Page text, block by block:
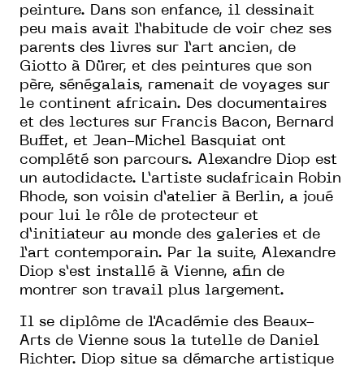
peinture. Dans son enfance, il dessinait
peu mais avait l’habitude de voir chez ses
parents des livres sur l’art ancien, de
Giotto à Dürer, et des peintures que son
père, sénégalais, ramenait de voyages sur
le continent africain. Des documentaires
et des lectures sur Francis Bacon, Bernard
Buffet, et Jean-Michel Basquiat ont
complété son parcours. Alexandre Diop est
un autodidacte. L’artiste sudafricain Robin
Rhode, son voisin d’atelier à Berlin, a joué
pour lui le rôle de protecteur et
d’initiateur au monde des galeries et de
l’art contemporain. Par la suite, Alexandre
Diop s’est installé à Vienne, afin de
montrer son travail plus largement.
Il se diplôme de l'Académie des Beaux-
Arts de Vienne sous la tutelle de Daniel
Richter. Diop situe sa démarche artistique